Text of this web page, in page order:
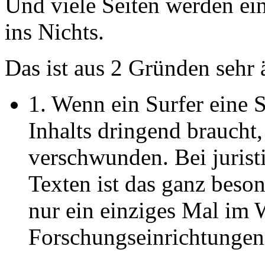
ins Nichts.
Das ist aus 2 Gründen sehr
1. Wenn ein Surfer eine
Inhalts dringend
verschwunden. Bei
Texten ist das ganz
nur ein einziges Mal im